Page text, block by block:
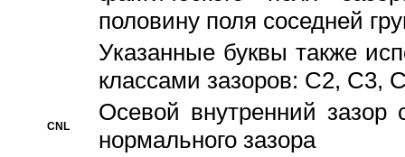
половину поля соседней
Указанные буквы также
классами зазоров: С2,
CNL
Осевой внутренний зазор
нормального зазора